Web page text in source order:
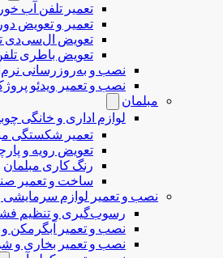
تعمیر تلفن آب
تعمیر و تعویض
تعویض ال‌سی‌دی
تعویض باطری
نصب و به‌روزرسانی
نصب و تعمیر ویدئو
مبلمان
لوازم اداری و خانگی
تعمیر شکستگی
تعویض رویه و
رنگ کاری مبلمان
ساخت و تعمیر
نصب و تعمیر لوازم
رسوب‌گیری و تنظیم
نصب و تعمیر آبگرمکن و
نصب و تعمیر بخاری و